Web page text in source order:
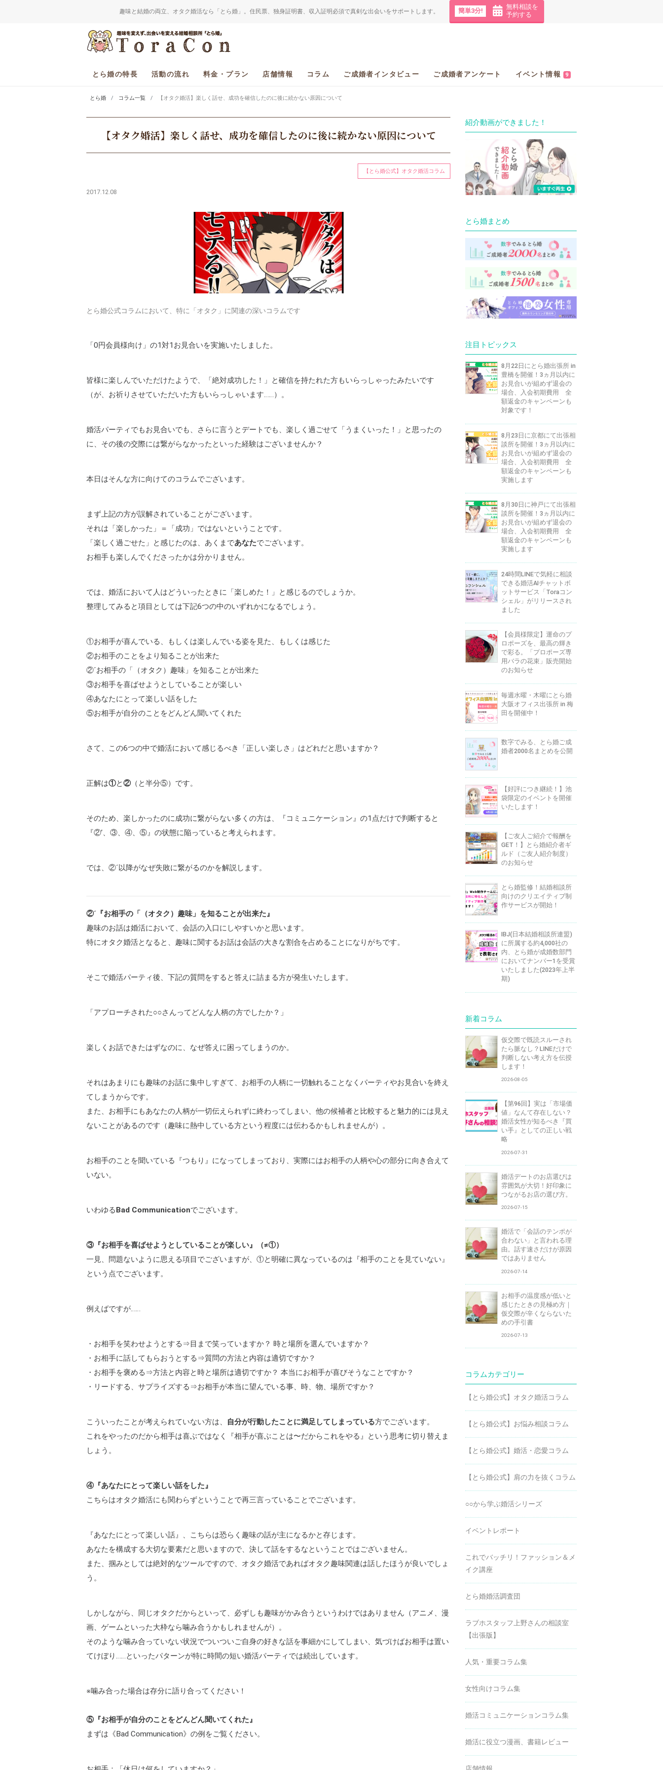
趣味と結婚の両立、オタク婚活なら「とら婚」。住民票、独身証明書、収入証明必須で真剣な出会いをサポートします。 簡単3分!
無料相談を
予約する
とら婚の特長 活動の流れ 料金・プラン 店舗情報 コラム ご成婚者インタビュー ご成婚者アンケート イベント情報 9
とら婚 コラム一覧 【オタク婚活】楽しく話せ、成功を確信したのに後に続かない原因について
【オタク婚活】楽しく話せ、成功を確信したのに後に続かない原因について
【とら婚公式】オタク婚活コラム
2017.12.08
とら婚公式コラムにおいて、特に「オタク」に関連の深いコラムです
「0円会員様向け」の1対1お見合いを実施いたしました。
皆様に楽しんでいただけたようで、「絶対成功した！」と確信を持たれた方もいらっしゃったみたいです
（が、お祈りさせていただいた方もいらっしゃいます……）。
婚活パーティでもお見合いでも、さらに言うとデートでも、楽しく過ごせて「うまくいった！」と思ったの
に、その後の交際には繋がらなかったといった経験はございませんか？
本日はそんな方に向けてのコラムでございます。
まず上記の方が誤解されていることがございます。
それは「楽しかった」＝「成功」ではないということです。
「楽しく過ごせた」と感じたのは、あくまであなたでございます。
お相手も楽しんでくださったかは分かりません。
では、婚活において人はどういったときに「楽しめた！」と感じるのでしょうか。
整理してみると項目としては下記6つの中のいずれかになるでしょう。
①お相手が喜んでいる、もしくは楽しんでいる姿を見た、もしくは感じた
②お相手のことをより知ることが出来た
②´お相手の「（オタク）趣味」を知ることが出来た
③お相手を喜ばせようとしていることが楽しい
④あなたにとって楽しい話をした
⑤お相手が自分のことをどんどん聞いてくれた
さて、この6つの中で婚活において感じるべき「正しい楽しさ」はどれだと思いますか？
正解は①と②（と半分⑤）です。
そのため、楽しかったのに成功に繋がらない多くの方は、『コミュニケーション』の1点だけで判断すると
『②’、③、④、⑤』の状態に陥っていると考えられます。
では、②´以降がなぜ失敗に繋がるのかを解説します。
②´『お相手の「（オタク）趣味」を知ることが出来た』
趣味のお話は婚活において、会話の入口にしやすいかと思います。
特にオタク婚活となると、趣味に関するお話は会話の大きな割合を占めることになりがちです。
そこで婚活パーティ後、下記の質問をすると答えに詰まる方が発生いたします。
「アプローチされた○○さんってどんな人柄の方でしたか？」
楽しくお話できたはずなのに、なぜ答えに困ってしまうのか。
それはあまりにも趣味のお話に集中しすぎて、お相手の人柄に一切触れることなくパーティやお見合いを終え
てしまうからです。
また、お相手にもあなたの人柄が一切伝えられずに終わってしまい、他の候補者と比較すると魅力的には見え
ないことがあるのです（趣味に熱中している方という程度には伝わるかもしれませんが）。
お相手のことを聞いている『つもり』になってしまっており、実際にはお相手の人柄や心の部分に向き合えて
いない。
いわゆるBad Communicationでございます。
③『お相手を喜ばせようとしていることが楽しい』（≠①）
一見、問題ないように思える項目でございますが、①と明確に異なっているのは『相手のことを見ていない』
という点でございます。
例えばですが……
・お相手を笑わせようとする⇒目まで笑っていますか？ 時と場所を選んでいますか？
・お相手に話してもらおうとする⇒質問の方法と内容は適切ですか？
・お相手を褒める⇒方法と内容と時と場所は適切ですか？ 本当にお相手が喜びそうなことですか？
・リードする、サプライズする⇒お相手が本当に望んでいる事、時、物、場所ですか？
こういったことが考えられていない方は、 自分が行動したことに満足してしまっている方でございます。
これをやったのだから相手は喜ぶではなく『相手が喜ぶことは〜だからこれをやる』という思考に切り替えま
しょう。
④『あなたにとって楽しい話をした』
こちらはオタク婚活にも関わらずということで再三言っていることでございます。
『あなたにとって楽しい話』、こちらは恐らく趣味の話が主になるかと存じます。
あなたを構成する大切な要素だと思いますので、決して話をするなということではございません。
また、掴みとしては絶対的なツールですので、オタク婚活であればオタク趣味関連は話したほうが良いでしょ
う。
しかしながら、同じオタクだからといって、必ずしも趣味がかみ合うというわけではありません（アニメ、漫
画、ゲームといった大枠なら噛み合うかもしれませんが）。
そのような噛み合っていない状況でついついご自身の好きな話を事細かにしてしまい、気づけばお相手は置い
てけぼり……といったパターンが特に時間の短い婚活パーティでは続出しています。
※噛み合った場合は存分に語り合ってください！
⑤『お相手が自分のことをどんどん聞いてくれた』
まずは《Bad Communication》の例をご覧ください。
紹介動画ができました！
とら婚まとめ
注目トピックス
8月22日にとら婚出張所 in
豊橋を開催！3ヵ月以内に
お見合いが組めず退会の
場合、入会初期費用 全
額返金のキャンペーンも
対象です！
8月23日に京都にて出張相
談所を開催！3ヵ月以内に
お見合いが組めず退会の
場合、入会初期費用 全
額返金のキャンペーンも
実施します
8月30日に神戸にて出張相
談所を開催！3ヵ月以内に
お見合いが組めず退会の
場合、入会初期費用 全
額返金のキャンペーンも
実施します
24時間LINEで気軽に相談
できる婚活AIチャットボ
ットサービス「Toraコン
シェル」がリリースされ
ました
【会員様限定】運命のプ
ロポーズを、最高の輝き
で彩る。「プロポーズ専
用バラの花束」販売開始
のお知らせ
毎週水曜・木曜にとら婚
大阪オフィス出張所 in 梅
田を開催中！
数字でみる、とら婚ご成
婚者2000名まとめを公開
【好評につき継続！】池
袋限定のイベントを開催
いたします！
【ご友人ご紹介で報酬を
GET！】とら婚紹介者ギ
ルド（ご友人紹介制度）
のお知らせ
とら婚監修！結婚相談所
向けのクリエイティブ制
作サービスが開始！
IBJ(日本結婚相談所連盟)
に所属する約4,000社の
内、とら婚が成婚数部門
においてナンバー1を受賞
いたしました(2023年上半
期)
新着コラム
仮交際で既読スルーされ
たら脈なし？LINEだけで
判断しない考え方を伝授
します！
2026-08-05
【第96回】実は「市場価
値」なんて存在しない？
婚活女性が知るべき『買
い手』としての正しい戦
略
2026-07-31
婚活デートのお店選びは
雰囲気が大切！好印象に
つながるお店の選び方。
2026-07-15
婚活で「会話のテンポが
合わない」と言われる理
由。話す速さだけが原因
ではありません
2026-07-14
お相手の温度感が低いと
感じたときの見極め方｜
仮交際が辛くならないた
めの手引書
2026-07-13
コラムカテゴリー
【とら婚公式】オタク婚活コラム
【とら婚公式】お悩み相談コラム
【とら婚公式】婚活・恋愛コラム
【とら婚公式】肩の力を抜くコラム
○○から学ぶ婚活シリーズ
イベントレポート
これでバッチリ！ファッション＆メ
イク講座
とら婚婚活調査団
ラブホスタッフ上野さんの相談室
【出張版】
人気・重要コラム集
女性向けコラム集
婚活コミュニケーションコラム集
婚活に役立つ漫画、書籍レビュー